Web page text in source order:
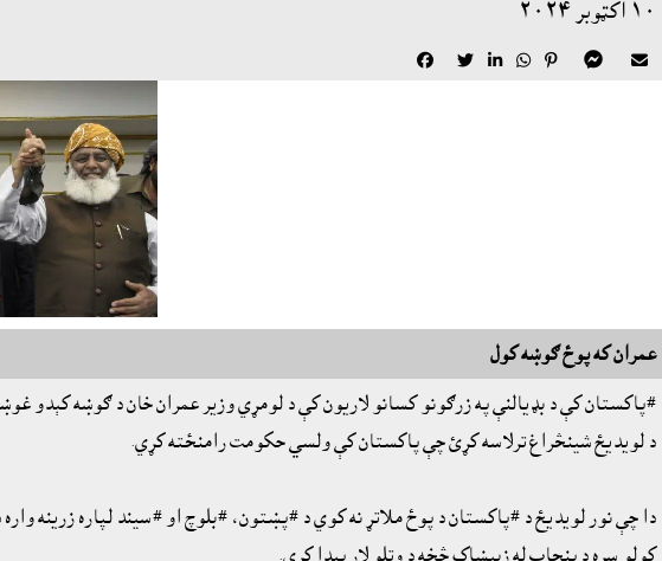
١٠ اکټوبر ٢٠٢٤
      
عمران که پوځ ګوښه کول
#پاکستان کې د بډيالنې په زرګونو کسانو لاريون کې د لومړي وزير عمران خان د ګوښه کېدو
د لويديځ شينڅراغ ترلاسه کړئ چې پاکستان کې ولسي حکومت رامنځته کړي.
دا چې نور لويديځ د #پاکستان د پوځ ملاتړ نه کوي د #پښتون، #بلوچ او #سيند لپاره
کولو سره د پنجاب له زبېښاک څخه د وتلو لار پيدا کړي.